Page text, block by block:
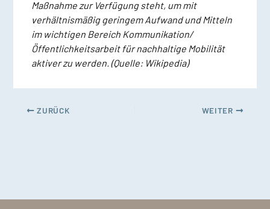
Maßnahme zur Verfügung steht, um mit
verhältnismäßig geringem Aufwand und Mitteln
im wichtigen Bereich Kommunikation/
Öffentlichkeitsarbeit für nachhaltige Mobilität
aktiver zu werden. (Quelle: Wikipedia)
ZURÜCK WEITER